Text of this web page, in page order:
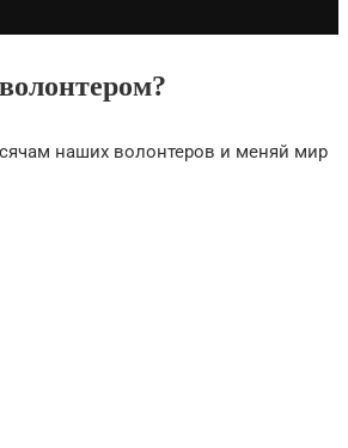
наших волонтеров и меняй мир